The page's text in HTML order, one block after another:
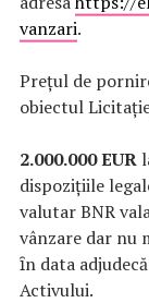
vanzari.
Prețul de
obiectul
2.000.000 EUR
dispozițiile
valutar BNR
vânzare dar nu
ȋn data
Activului.